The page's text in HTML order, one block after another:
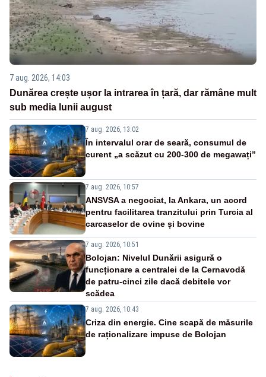
7 aug. 2026, 14:03
Dunărea crește ușor la intrarea în țară, dar rămâne mult
sub media lunii august
7 aug. 2026, 13:02
În intervalul orar de seară, consumul de
curent „a scăzut cu 200-300 de megawați”
7 aug. 2026, 10:57
ANSVSA a negociat, la Ankara, un acord
pentru facilitarea tranzitului prin Turcia al
carcaselor de ovine și bovine
7 aug. 2026, 10:51
Bolojan: Nivelul Dunării asigură o
funcționare a centralei de la Cernavodă
de patru-cinci zile dacă debitele vor
scădea
7 aug. 2026, 10:43
Criza din energie. Cine scapă de măsurile
de raționalizare impuse de Bolojan